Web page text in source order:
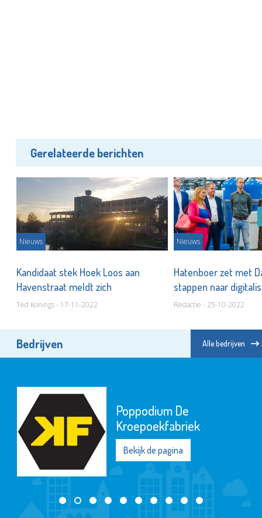
Gerelateerde berichten
Nieuws
Kandidaat stek Hoek Loos aan
Havenstraat meldt zich
Ted Konings - 17-11-2022
Nieuws
Hatenboer zet met
stappen naar
Redactie - 25-10-2022
Bedrijven Alle bedrijven
Poppodium De
Kroepoekfabriek
Bekijk de pagina